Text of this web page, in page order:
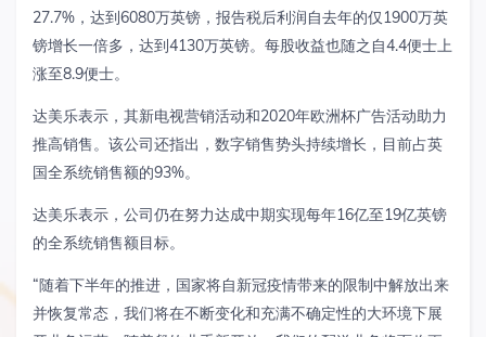
27.7%，达到6080万英镑，报告税后利润自去年的仅1900万英
镑增长一倍多，达到4130万英镑。每股收益也随之自4.4便士上
涨至8.9便士。
达美乐表示，其新电视营销活动和2020年欧洲杯广告活动助力
推高销售。该公司还指出，数字销售势头持续增长，目前占英
国全系统销售额的93%。
达美乐表示，公司仍在努力达成中期实现每年16亿至19亿英镑
的全系统销售额目标。
“随着下半年的推进，国家将自新冠疫情带来的限制中解放出来
并恢复常态，我们将在不断变化和充满不确定性的大环境下展